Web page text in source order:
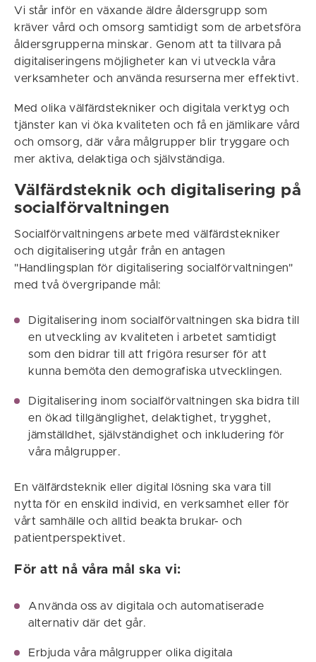
Vi står inför en växande äldre åldersgrupp som
kräver vård och omsorg samtidigt som de arbetsföra
åldersgrupperna minskar. Genom att ta tillvara på
digitaliseringens möjligheter kan vi utveckla våra
verksamheter och använda resurserna mer effektivt.
Med olika välfärdstekniker och digitala verktyg och
tjänster kan vi öka kvaliteten och få en jämlikare vård
och omsorg, där våra målgrupper blir tryggare och
mer aktiva, delaktiga och självständiga.
Välfärdsteknik och digitalisering på
socialförvaltningen
Socialförvaltningens arbete med välfärdstekniker
och digitalisering utgår från en antagen
"Handlingsplan för digitalisering socialförvaltningen"
med två övergripande mål:
Digitalisering inom socialförvaltningen ska bidra till
en utveckling av kvaliteten i arbetet samtidigt
som den bidrar till att frigöra resurser för att
kunna bemöta den demografiska utvecklingen.
Digitalisering inom socialförvaltningen ska bidra till
en ökad tillgänglighet, delaktighet, trygghet,
jämställdhet, självständighet och inkludering för
våra målgrupper.
En välfärdsteknik eller digital lösning ska vara till
nytta för en enskild individ, en verksamhet eller för
vårt samhälle och alltid beakta brukar- och
patientperspektivet.
För att nå våra mål ska vi:
Använda oss av digitala och automatiserade
alternativ där det går.
Erbjuda våra målgrupper olika digitala